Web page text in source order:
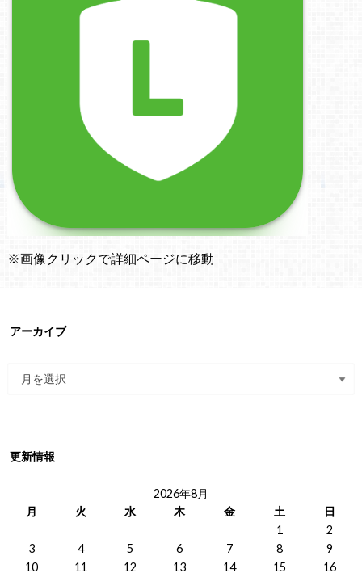
※画像クリックで詳細ページに移動
アーカイブ
更新情報
2026年8月
月
火 水 木 金 土
日
1
2
3
4 5 6 7 8
9
10
11 12 13 14 15 16